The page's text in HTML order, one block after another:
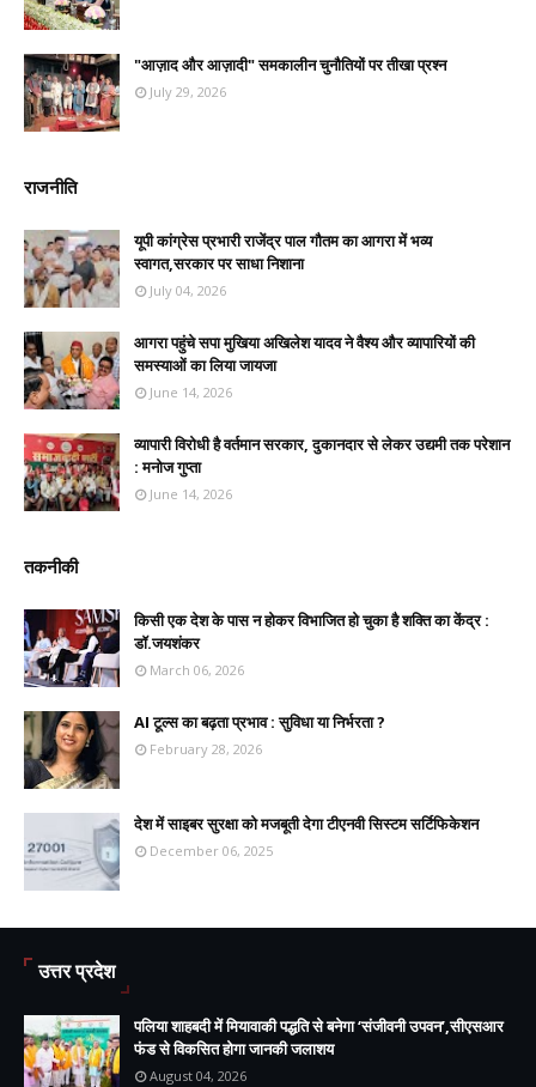
"आज़ाद और आज़ादी" समकालीन चुनौतियों पर तीखा प्रश्न
July 29, 2026
राजनीति
यूपी कांग्रेस प्रभारी राजेंद्र पाल गौतम का आगरा में भव्य
स्वागत,सरकार पर साधा निशाना
July 04, 2026
आगरा पहुंचे सपा मुखिया अखिलेश यादव ने वैश्य और व्यापारियों की
समस्याओं का लिया जायजा
June 14, 2026
व्यापारी विरोधी है वर्तमान सरकार, दुकानदार से लेकर उद्यमी तक परेशान
: मनोज गुप्ता
June 14, 2026
तकनीकी
किसी एक देश के पास न होकर विभाजित हो चुका है शक्ति का केंद्र :
डॉ.जयशंकर
March 06, 2026
AI टूल्स का बढ़ता प्रभाव : सुविधा या निर्भरता ?
February 28, 2026
देश में साइबर सुरक्षा को मजबूती देगा टीएनवी सिस्टम सर्टिफिकेशन
December 06, 2025
उत्तर प्रदेश
पलिया शाहबदी में मियावाकी पद्धति से बनेगा ‘संजीवनी उपवन’,सीएसआर
फंड से विकसित होगा जानकी जलाशय
August 04, 2026